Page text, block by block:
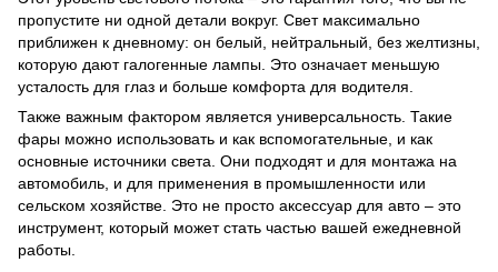
пропустите ни одной детали вокруг. Свет максимально
приближен к дневному: он белый, нейтральный, без желтизны,
которую дают галогенные лампы. Это означает меньшую
усталость для глаз и больше комфорта для водителя.
Также важным фактором является универсальность. Такие
фары можно использовать и как вспомогательные, и как
основные источники света. Они подходят и для монтажа на
автомобиль, и для применения в промышленности или
сельском хозяйстве. Это не просто аксессуар для авто – это
инструмент, который может стать частью вашей ежедневной
работы.